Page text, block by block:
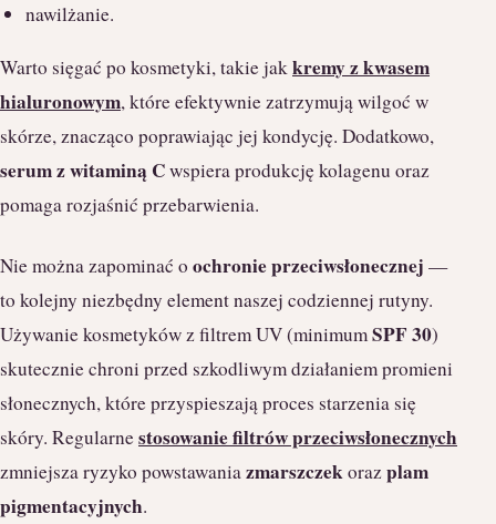
nawilżanie.
Warto sięgać po kosmetyki, takie jakkremy z kwasem
hialuronowym, które efektywnie zatrzymują wilgoć w
skórze, znacząco poprawiając jej kondycję. Dodatkowo,
serum z witaminą Cwspiera produkcję kolagenu oraz
pomaga rozjaśnić przebarwienia.
Nie można zapominać o ochronie przeciwsłonecznej —
to kolejny niezbędny element naszej codziennej rutyny.
Używanie kosmetyków z filtrem UV (minimumSPF 30)
skutecznie chroni przed szkodliwym działaniem promieni
słonecznych, które przyspieszają proces starzenia się
skóry. Regularnestosowanie filtrów przeciwsłonecznych
zmniejsza ryzyko powstawania zmarszczekorazplam
pigmentacyjnych.